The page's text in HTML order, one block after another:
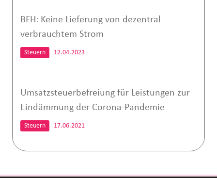
BFH: Keine Lieferung von dezentral
verbrauchtem Strom
Steuern 12.04.2023
Umsatzsteuerbefreiung für Leistungen zur
Eindämmung der Corona-Pandemie
Steuern 17.06.2021